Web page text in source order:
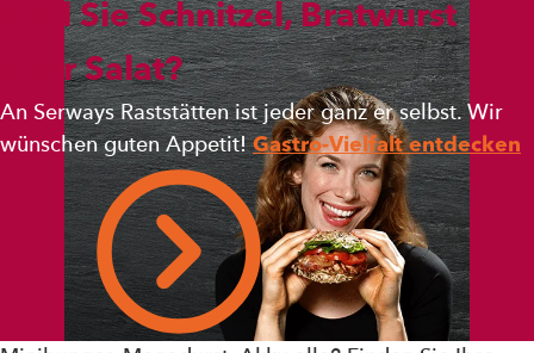
Sind Sie Schnitzel, Bratwurst
oder Salat?
An Serways Raststätten ist jeder ganz er selbst. Wir
wünschen guten Appetit!Gastro-Vielfalt entdecken